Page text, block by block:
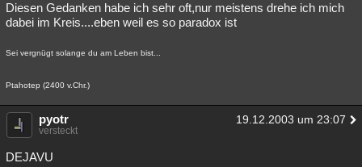
Diesen Gedanken habe ich sehr oft,nur meistens drehe ich mich
dabei im Kreis....eben weil es so paradox ist
Sei vergnügt solange du am Leben bist...
Ptahotep (2400 v.Chr.)
pyotr 19.12.2003 um 23:07
versteckt
DEJAVU